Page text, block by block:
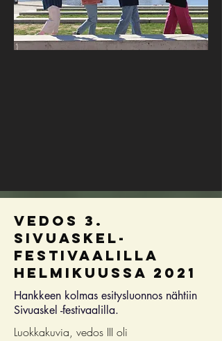
vedos 3.
Sivuaskel-
festivaalilla
helmikuussa 2021
Hankkeen kolmas esitysluonnos nähtiin
Sivuaskel -festivaalilla.
Luokkakuvia, vedos III oli